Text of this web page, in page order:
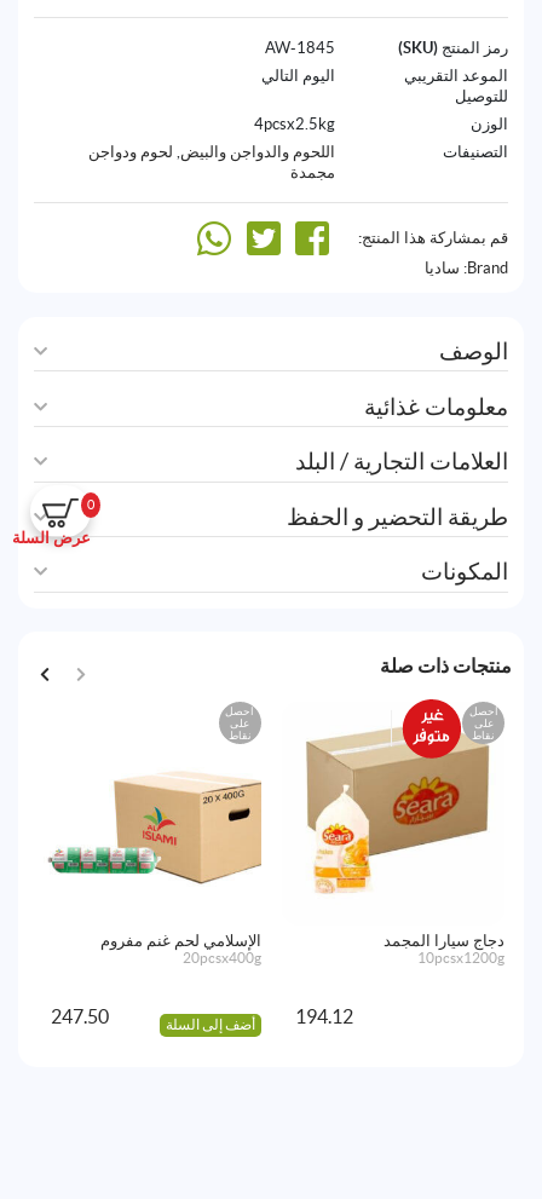
0
عرض السلة
رمز المنتج (SKU)
1845-AW
الموعد التقريبي
للتوصيل
اليوم التالي
الوزن
4pcsx2.5kg
التصنيفات
اللحوم والدواجن والبيض, لحوم ودواجن
مجمدة
قم بمشاركة هذا المنتج:
Brand: ساديا
الوصف
معلومات غذائية
العلامات التجارية / البلد
طريقة التحضير و الحفظ
المكونات
منتجات ذات صلة
احصل
على
نقاط
دجاج سيارا المجمد
10pcsx1200g
194.12
احصل
على
نقاط
الإسلامي لحم غنم مفروم
20pcsx400g
أضف إلى السلة 247.50